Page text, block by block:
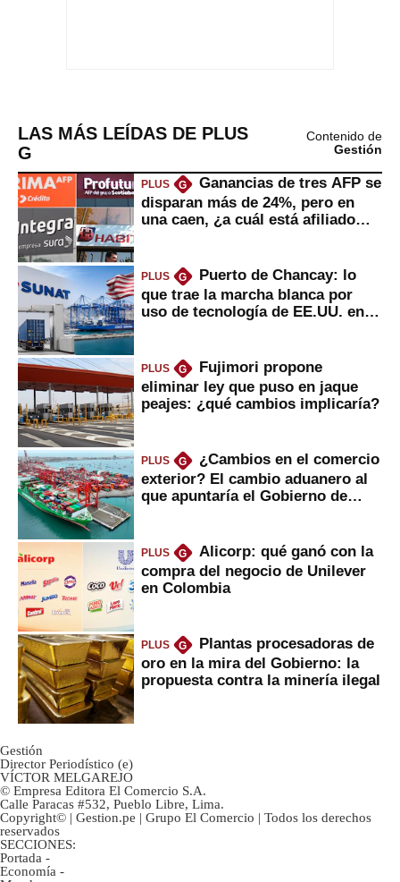
LAS MÁS LEÍDAS DE PLUS
G
Contenido de
Gestión
PLUS G
Ganancias de tres AFP se
disparan más de 24%, pero en
una caen, ¿a cuál está afiliado
PLUS G
Puerto de Chancay: lo
que trae la marcha blanca por
uso de tecnología de EE.UU. en
PLUS G
Fujimori propone
eliminar ley que puso en jaque
peajes: ¿qué cambios implicaría?
PLUS G
¿Cambios en el comercio
exterior? El cambio aduanero al
que apuntaría el Gobierno de
PLUS G
Alicorp: qué ganó con la
compra del negocio de Unilever
en Colombia
PLUS G
Plantas procesadoras de
oro en la mira del Gobierno: la
propuesta contra la minería ilegal
Gestión
Director Periodístico (e)
VÍCTOR MELGAREJO
© Empresa Editora El Comercio S.A.
Calle Paracas #532, Pueblo Libre, Lima.
Copyright© | Gestion.pe | Grupo El Comercio | Todos los derechos
reservados
SECCIONES:
Portada -
Economía -